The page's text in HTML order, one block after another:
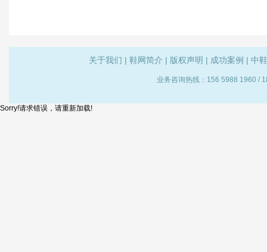
关于我们 | 鞋网简介 | 版权声明 | 成功案例 | 中
业务咨询热线：156 5988 1960 /
Sorry!请求错误，请重新加载!